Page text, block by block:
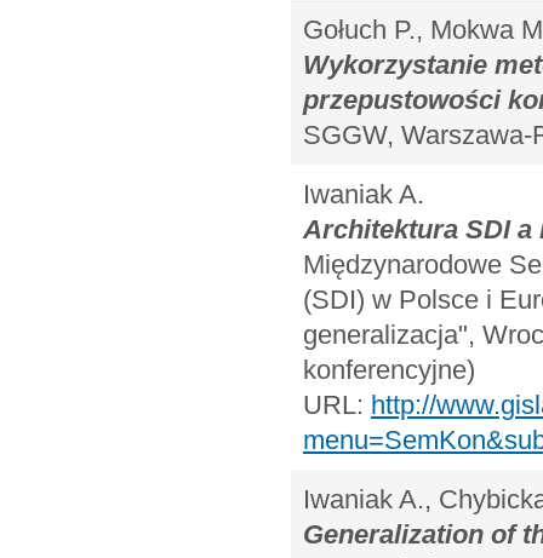
Gołuch P., Mokwa
Wykorzystanie
przepustowości
SGGW, Warszawa-
Iwaniak A.
Architektura SDI a
Międzynarodowe
(SDI) w Polsce i
generalizacja",
konferencyjne)
URL: http://
Iwaniak A.,
Generalization of